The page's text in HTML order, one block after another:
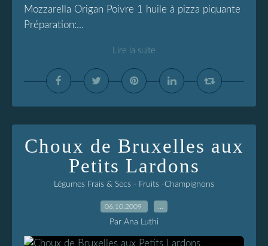
Mozzarella Origan Poivre 1 huile à pizza piquante
Préparation:...
Lire la suite
Choux de Bruxelles aux
Petits Lardons
Légumes Frais & Secs - Fruits -Champignons
06.10.2009
Par Ana Luthi